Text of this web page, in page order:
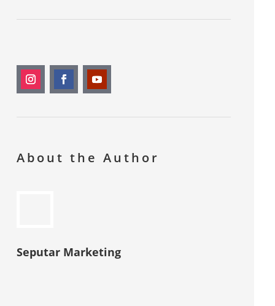
About the Author
Seputar Marketing